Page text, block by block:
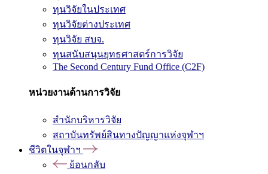
ทุนวิจัยในประเทศ
ทุนวิจัยต่างประเทศ
ทุนวิจัย สบจ.
ทุนสนับสนุนยุทธศาสตร์การวิจัย
The Second Century Fund Office (C2F)
หน่วยงานด้านการวิจัย
สำนักบริหารวิจัย
สถาบันทรัพย์สินทางปัญญาแห่งจุฬาฯ
ชีวิตในจุฬาฯ
ย้อนกลับ